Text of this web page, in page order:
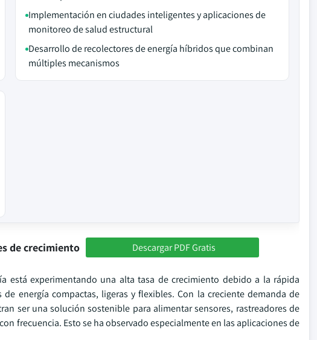
Implementación en ciudades inteligentes y aplicaciones de
monitoreo de salud estructural
Desarrollo de recolectores de energía híbridos que combinan
múltiples mecanismos
de crecimiento Descargar PDF Gratis
está experimentando una alta tasa de crecimiento debido a la rápida
energía compactas, ligeras y flexibles. Con la creciente demanda de
ser una solución sostenible para alimentar sensores, rastreadores de
frecuencia. Esto se ha observado especialmente en las aplicaciones de